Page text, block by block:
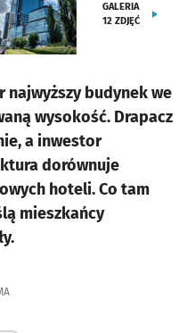
GALERIA
12 ZDJĘĆ
najwyższy budynek we
wysokość. Drapacz
a inwestor
dorównuje
hoteli. Co tam
mieszkańcy